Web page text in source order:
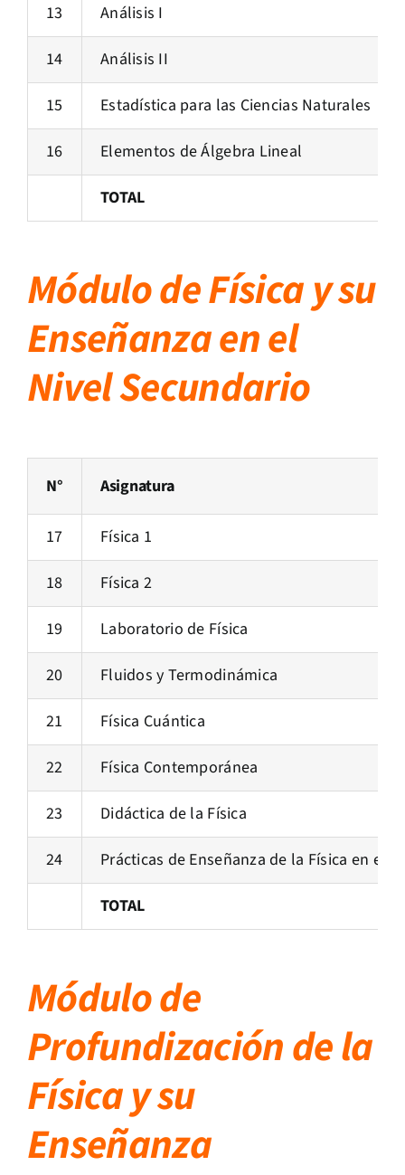
13 Análisis I
14 Análisis II
15 Estadística para las Ciencias Naturales
16 Elementos de Álgebra Lineal
TOTAL
Módulo de Física y su
Enseñanza en el
Nivel Secundario
N° Asignatura
17 Física 1
18 Física 2
19 Laboratorio de Física
20 Fluidos y Termodinámica
21 Física Cuántica
22 Física Contemporánea
23 Didáctica de la Física
24 Prácticas de Enseñanza de la Física en el
TOTAL
Módulo de
Profundización de la
Física y su
Enseñanza